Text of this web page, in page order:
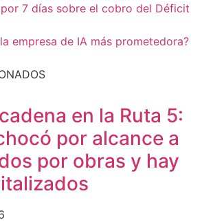
7 días sobre el cobro del Déficit
empresa de IA más prometedora?
en la Ruta 5:
por alcance a
por obras y hay